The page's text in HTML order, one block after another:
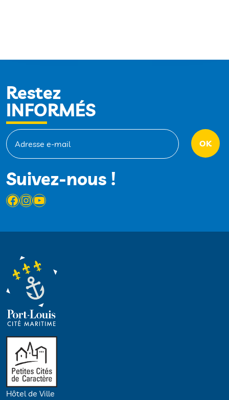
Restez
INFORMÉS
Suivez-nous !
Facebook
Instagram
YouTube
Hôtel de Ville